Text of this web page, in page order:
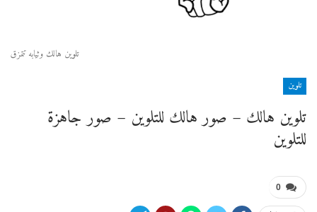
تلوين هالك وثيابه تتمزق
تلوين
تلوين هالك – صور هالك للتلوين – صور جاهزة
للتلوين
0